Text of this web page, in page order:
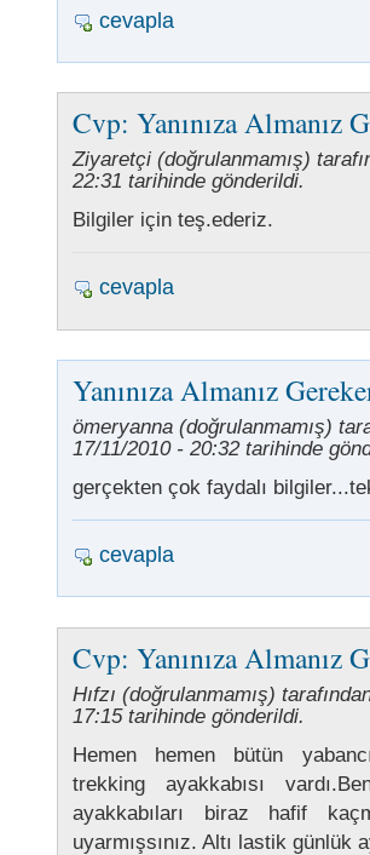
cevapla
Cvp: Yanınıza Almanız
Ziyaretçi (doğrulanmamış)
22:31 tarihinde gönderildi.
Bilgiler için teş.ederiz.
cevapla
Yanınıza Almanız
ömeryanna (doğrulanmamış)
17/11/2010 - 20:32 tarihinde
gerçekten çok faydalı
cevapla
Cvp: Yanınıza Almanız
Hıfzı (doğrulanmamış)
17:15 tarihinde gönderildi.
Hemen hemen bütün
trekking ayakkabısı
ayakkabıları biraz hafif
uyarmışsınız. Altı lastik günlük